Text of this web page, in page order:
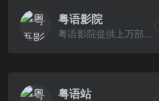
粤语影院
粤语影院提供上万部最全最快的港片,港剧,日剧,韩剧,泰剧,美剧等剧集全集在线点播,每天实时更新剧集的追剧神器网站。
粤语站